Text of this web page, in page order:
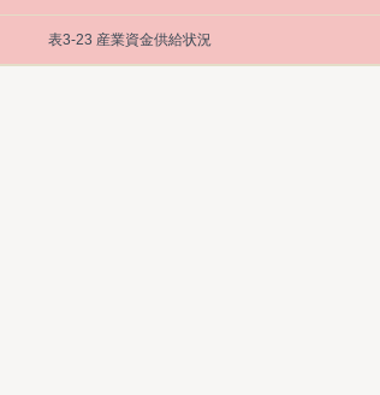
表3-23 産業資金供給状況